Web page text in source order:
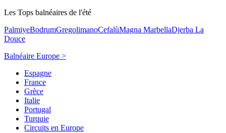
Les Tops balnéaires de l'été
PalmiyeBodrumGregolimanoCefalùMagna MarbellaDjerba La
Douce
Balnéaire Europe >
Espagne
France
Grèce
Italie
Portugal
Turquie
Circuits en Europe